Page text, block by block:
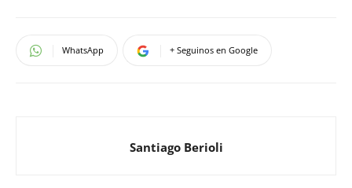
WhatsApp + Seguinos en Google
Santiago Berioli